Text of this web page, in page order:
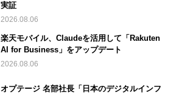
実証
2026.08.06
楽天モバイル、Claudeを活用して「Rakuten
AI for Business」をアップデート
2026.08.06
オプテージ 名部社長「日本のデジタルインフ